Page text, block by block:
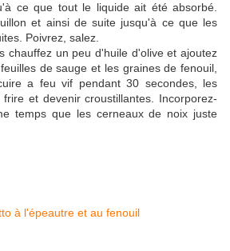
ce que tout le liquide ait été absorbé.
et ainsi de suite jusqu'à ce que les
Poivrez, salez.
chauffez un peu d'huile d'olive et ajoutez
de sauge et les graines de fenouil,
a feu vif pendant 30 secondes, les
et devenir croustillantes. Incorporez-
temps que les cerneaux de noix juste